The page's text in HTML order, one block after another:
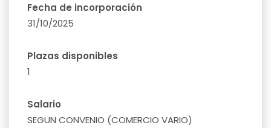
Fecha de incorporación
31/10/2025
Plazas disponibles
1
Salario
SEGUN CONVENIO (COMERCIO VARIO)